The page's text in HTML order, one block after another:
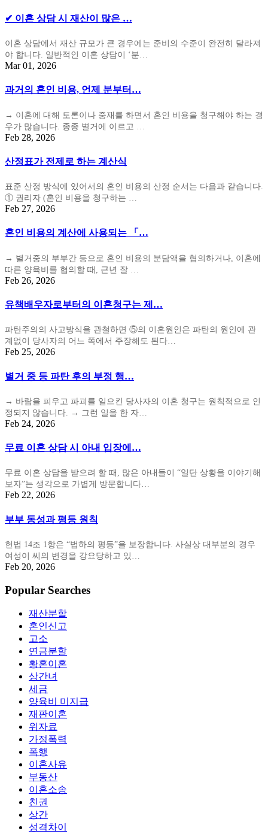
✔ 이혼 상담 시 재산이 많은 …
이혼 상담에서 재산 규모가 큰 경우에는 준비의 수준이 완전히 달라져
야 합니다. 일반적인 이혼 상담이 ‘분…
Mar 01, 2026
과거의 혼인 비용, 언제 분부터…
→ 이혼에 대해 토론이나 중재를 하면서 혼인 비용을 청구해야 하는 경
우가 많습니다. 종종 별거에 이르고 …
Feb 28, 2026
산정표가 전제로 하는 계산식
표준 산정 방식에 있어서의 혼인 비용의 산정 순서는 다음과 같습니다.
① 권리자 (혼인 비용을 청구하는 …
Feb 27, 2026
혼인 비용의 계산에 사용되는 「…
→ 별거중의 부부간 등으로 혼인 비용의 분담액을 협의하거나, 이혼에
따른 양육비를 협의할 때, 근년 잘 …
Feb 26, 2026
유책배우자로부터의 이혼청구는 제…
파탄주의의 사고방식을 관철하면 ⑤의 이혼원인은 파탄의 원인에 관
계없이 당사자의 어느 쪽에서 주장해도 된다…
Feb 25, 2026
별거 중 등 파탄 후의 부정 행…
→ 바람을 피우고 파괴를 일으킨 당사자의 이혼 청구는 원칙적으로 인
정되지 않습니다. → 그런 일을 한 자…
Feb 24, 2026
무료 이혼 상담 시 아내 입장에…
무료 이혼 상담을 받으려 할 때, 많은 아내들이 “일단 상황을 이야기해
보자”는 생각으로 가볍게 방문합니다…
Feb 22, 2026
부부 동성과 평등 원칙
헌법 14조 1항은 “법하의 평등”을 보장합니다. 사실상 대부분의 경우
여성이 씨의 변경을 강요당하고 있…
Feb 20, 2026
Popular Searches
재산분할
혼인신고
고소
연금분할
황혼이혼
상간녀
세금
양육비 미지급
재판이혼
위자료
가정폭력
폭행
이혼사유
부동산
이혼소송
친권
상간
성격차이